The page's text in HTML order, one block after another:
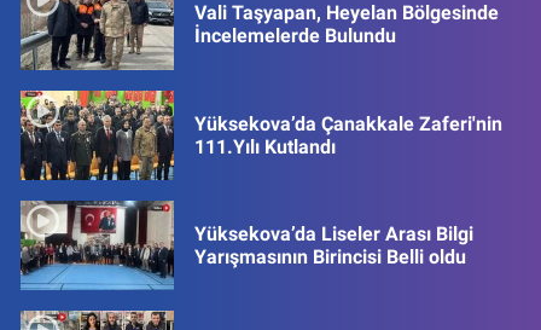
Vali Taşyapan, Heyelan Bölgesinde
İncelemelerde Bulundu
Yüksekova’da Çanakkale Zaferi'nin
111.Yılı Kutlandı
Yüksekova’da Liseler Arası Bilgi
Yarışmasının Birincisi Belli oldu